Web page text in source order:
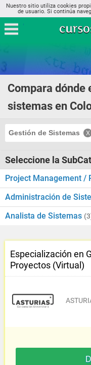
Nuestro sitio utiliza cookies
de usuario. Si continúa
Compara dónde
sistemas en
Gestión de Sistemas
Seleccione la
Project Management /
Administración de
Analista de Sistemas
Especialización en
Proyectos (Virtual)